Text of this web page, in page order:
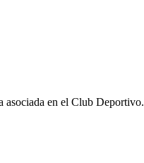
asociada en el Club Deportivo.